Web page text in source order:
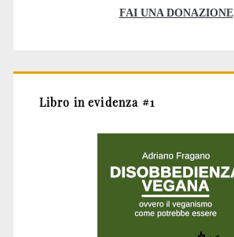
FAI UNA DONAZIONE
Libro in evidenza #1